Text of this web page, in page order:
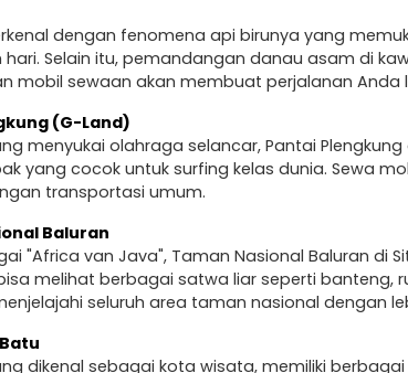
dengan fenomena api birunya yang
Selain itu, pemandangan danau asam di
mobil sewaan akan membuat perjalanan Anda
(G-Land)
menyukai olahraga selancar, Pantai
yang cocok untuk surfing kelas dunia. Sewa
transportasi umum.
Baluran
"Africa van Java", Taman Nasional Baluran
melihat berbagai satwa liar seperti banteng,
seluruh area taman nasional dengan
dikenal sebagai kota wisata, memiliki